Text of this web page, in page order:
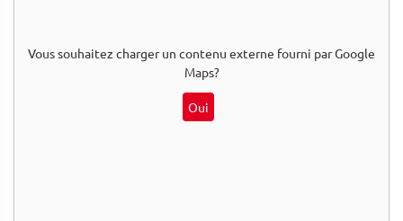
Vous souhaitez charger un contenu externe fourni parGoogle
Maps?
Oui